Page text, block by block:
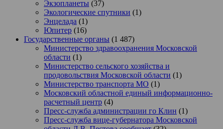
Экзопланеты (37)
Экологические спутники (1)
Энцелада (1)
Юпитер (16)
Государственные органы (1 487)
Министерство здравоохранения Московской
области (1)
Министерство сельского хозяйства и
продовольствия Московской области (1)
Министерство транспорта МО (1)
Московский областной единый информационно-
расчетный центр (4)
Пресс-служба администрации го Клин (1)
Пресс-служба вице-губернатора Московской